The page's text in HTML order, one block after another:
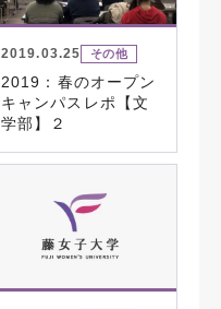
2019.03.25 その他
2019：春のオープン
キャンパスレポ【文
学部】２